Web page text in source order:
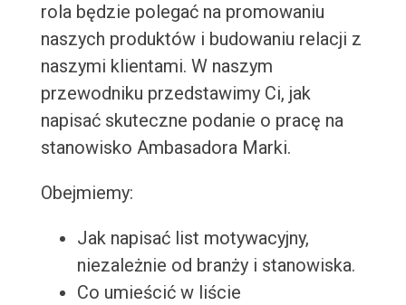
rola będzie polegać na promowaniu
naszych produktów i budowaniu relacji z
naszymi klientami. W naszym
przewodniku przedstawimy Ci, jak
napisać skuteczne podanie o pracę na
stanowisko Ambasadora Marki.
Obejmiemy:
Jak napisać list motywacyjny,
niezależnie od branży i stanowiska.
Co umieścić w liście